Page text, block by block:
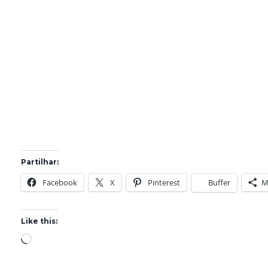
Partilhar:
Facebook X Pinterest Buffer
Like this:
L